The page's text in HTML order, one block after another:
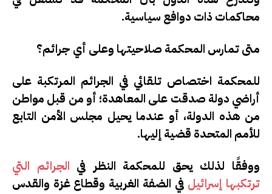
محاكمات ذات دوافع سياسية.
متى تمارس المحكمة صلاحيتها وعلى أي جرائم؟
للمحكمة اختصاص تلقائي في الجرائم المرتكبة على
أراضي دولة صدقت على المعاهدة؛ أو من قبل مواطن
من هذه الدولة، أو عندما يحيل مجلس الأمن التابع
للأمم المتحدة قضية إليها.
ووفقًا لذلك يحق للمحكمة النظر في الجرائم التي
ترتكبها إسرائيل في الضفة الغربية وقطاع غزة والقدس